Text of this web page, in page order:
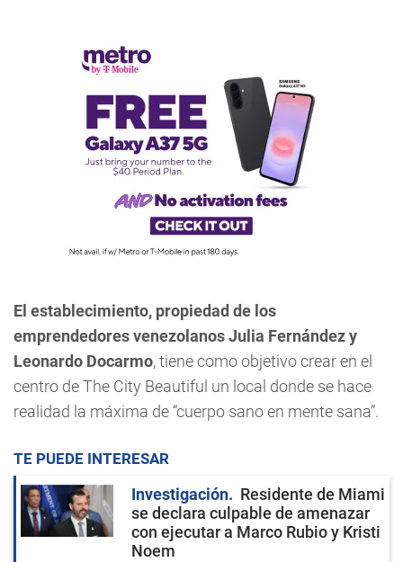
El establecimiento, propiedad de los
emprendedores venezolanos Julia Fernández y
Leonardo Docarmo, tiene como objetivo crear en el
centro de The City Beautiful un local donde se hace
realidad la máxima de “cuerpo sano en mente sana”.
TE PUEDE INTERESAR
Investigación
Residente de Miami
se declara culpable de amenazar
con ejecutar a Marco Rubio y Kristi
Noem